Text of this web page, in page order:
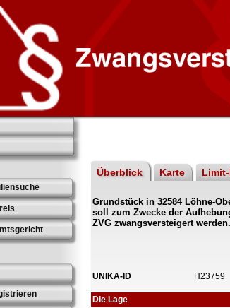
Überblick Karte
Grundstück in 32584 Löhne-
soll zum Zwecke der
ZVG zwangsversteigert werden.
UNIKA-ID H23759
Die Lage